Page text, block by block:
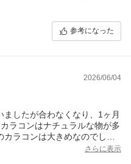
参考になった
2026/06/04
したが合わなくなり、1ヶ月
ラコンはナチュラルな物が多
ラコンは大きめなのでしっ
さらに表示